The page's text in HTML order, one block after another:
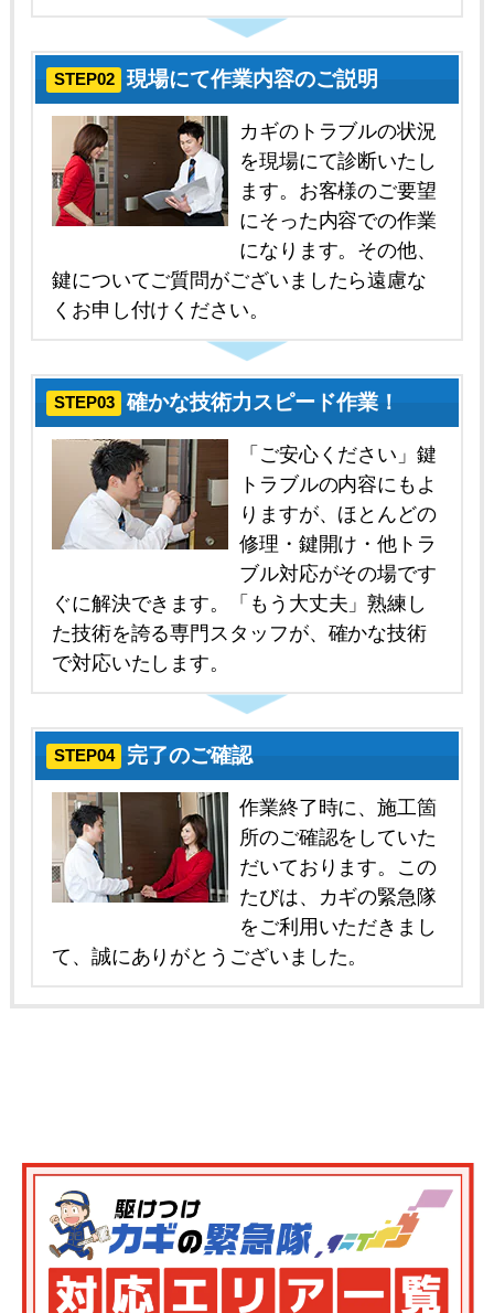
STEP02 現場にて作業内容のご説明
カギのトラブルの状況
を現場にて診断いたし
ます。お客様のご要望
にそった内容での作業
になります。その他、
鍵についてご質問がございましたら遠慮な
くお申し付けください。
STEP03 確かな技術力スピード作業！
「ご安心ください」鍵
トラブルの内容にもよ
りますが、ほとんどの
修理・鍵開け・他トラ
ブル対応がその場です
ぐに解決できます。「もう大丈夫」熟練し
た技術を誇る専門スタッフが、確かな技術
で対応いたします。
STEP04 完了のご確認
作業終了時に、施工箇
所のご確認をしていた
だいております。この
たびは、カギの緊急隊
をご利用いただきまし
て、誠にありがとうございました。